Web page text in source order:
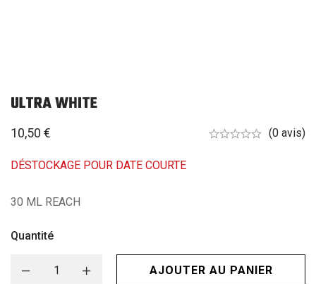
ULTRA WHITE
10,50 € (0 avis)
DÉSTOCKAGE POUR DATE COURTE
30 ML REACH
Quantité
AJOUTER AU PANIER